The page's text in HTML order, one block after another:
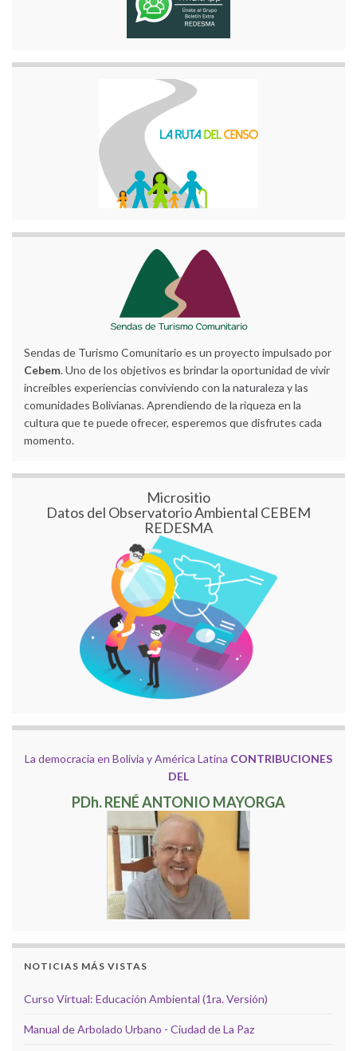
Sendas de Turismo Comunitario es un proyecto impulsado por
Cebem. Uno de los objetivos es brindar la oportunidad de vivir
increíbles experiencias conviviendo con la naturaleza y las
comunidades Bolivianas. Aprendiendo de la riqueza en la
cultura que te puede ofrecer, esperemos que disfrutes cada
momento.
Micrositio
Datos del Observatorio Ambiental CEBEM
REDESMA
La democracia en Bolivia y América Latina CONTRIBUCIONES
DEL
PDh. RENÉ ANTONIO MAYORGA
NOTICIAS MÁS VISTAS
Curso Virtual: Educación Ambiental (1ra. Versión)
Manual de Arbolado Urbano - Ciudad de La Paz